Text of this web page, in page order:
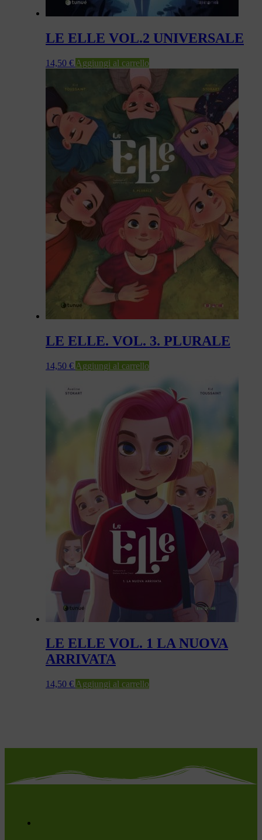
LE ELLE VOL.2 UNIVERSALE
14,50 € Aggiungi al carrello
LE ELLE. VOL. 3. PLURALE
14,50 € Aggiungi al carrello
LE ELLE VOL. 1 LA NUOVA
ARRIVATA
14,50 € Aggiungi al carrello